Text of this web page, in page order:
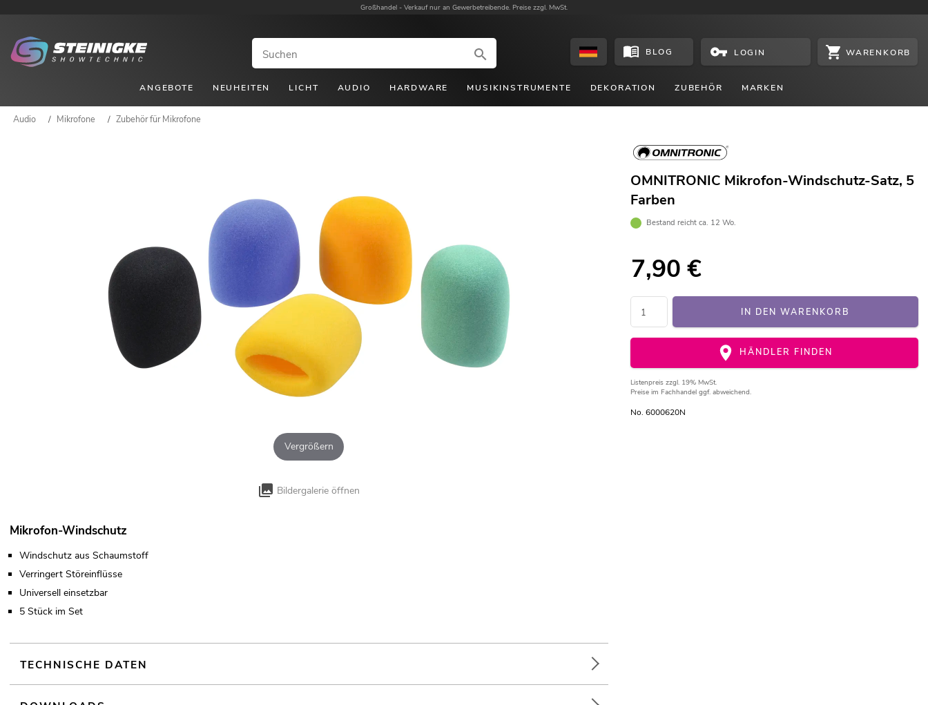
Großhandel - Verkauf nur an Gewerbetreibende. Preise zzgl. MwSt.
BLOG LOGIN WARENKORB
ANGEBOTE NEUHEITEN LICHT AUDIO HARDWARE MUSIKINSTRUMENTE DEKORATION ZUBEHÖR MARKEN
Audio / Mikrofone / Zubehör für Mikrofone
Vergrößern
Bildergalerie öffnen
OMNITRONIC Mikrofon-Windschutz-Satz, 5
Farben
Bestand reicht ca. 12 Wo.
7,90 €
IN DEN WARENKORB
HÄNDLER FINDEN
Listenpreis zzgl. 19% MwSt.
Preise im Fachhandel ggf. abweichend.
No. 6000620N
Mikrofon-Windschutz
Windschutz aus Schaumstoff
Verringert Störeinflüsse
Universell einsetzbar
5 Stück im Set
TECHNISCHE DATEN